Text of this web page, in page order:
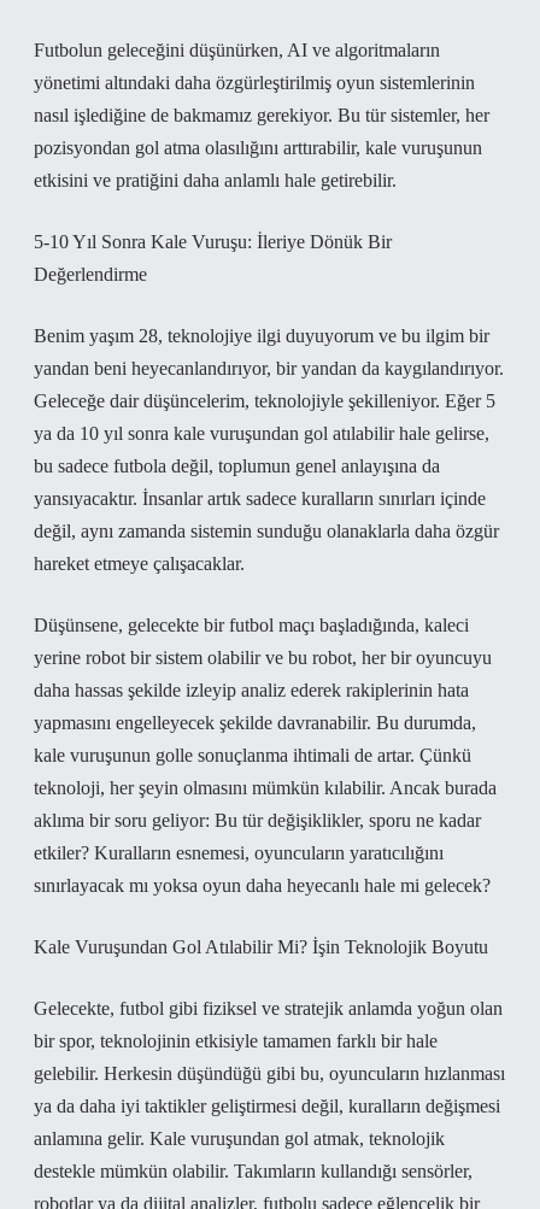
Futbolun geleceğini düşünürken, AI ve algoritmaların
yönetimi altındaki daha özgürleştirilmiş oyun sistemlerinin
nasıl işlediğine de bakmamız gerekiyor. Bu tür sistemler, her
pozisyondan gol atma olasılığını arttırabilir, kale vuruşunun
etkisini ve pratiğini daha anlamlı hale getirebilir.
5-10 Yıl Sonra Kale Vuruşu: İleriye Dönük Bir
Değerlendirme
Benim yaşım 28, teknolojiye ilgi duyuyorum ve bu ilgim bir
yandan beni heyecanlandırıyor, bir yandan da kaygılandırıyor.
Geleceğe dair düşüncelerim, teknolojiyle şekilleniyor. Eğer 5
ya da 10 yıl sonra kale vuruşundan gol atılabilir hale gelirse,
bu sadece futbola değil, toplumun genel anlayışına da
yansıyacaktır. İnsanlar artık sadece kuralların sınırları içinde
değil, aynı zamanda sistemin sunduğu olanaklarla daha özgür
hareket etmeye çalışacaklar.
Düşünsene, gelecekte bir futbol maçı başladığında, kaleci
yerine robot bir sistem olabilir ve bu robot, her bir oyuncuyu
daha hassas şekilde izleyip analiz ederek rakiplerinin hata
yapmasını engelleyecek şekilde davranabilir. Bu durumda,
kale vuruşunun golle sonuçlanma ihtimali de artar. Çünkü
teknoloji, her şeyin olmasını mümkün kılabilir. Ancak burada
aklıma bir soru geliyor: Bu tür değişiklikler, sporu ne kadar
etkiler? Kuralların esnemesi, oyuncuların yaratıcılığını
sınırlayacak mı yoksa oyun daha heyecanlı hale mi gelecek?
Kale Vuruşundan Gol Atılabilir Mi? İşin Teknolojik Boyutu
Gelecekte, futbol gibi fiziksel ve stratejik anlamda yoğun olan
bir spor, teknolojinin etkisiyle tamamen farklı bir hale
gelebilir. Herkesin düşündüğü gibi bu, oyuncuların hızlanması
ya da daha iyi taktikler geliştirmesi değil, kuralların değişmesi
anlamına gelir. Kale vuruşundan gol atmak, teknolojik
destekle mümkün olabilir. Takımların kullandığı sensörler,
robotlar ya da dijital analizler, futbolu sadece eğlencelik bir